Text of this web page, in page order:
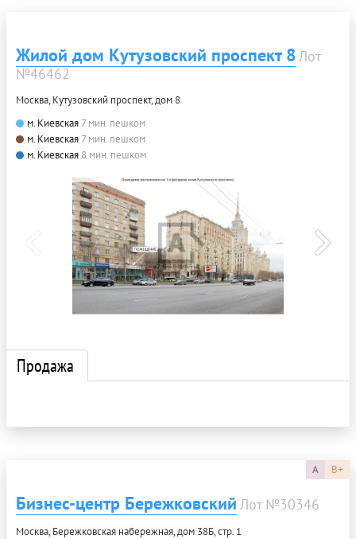
Жилой дом Кутузовский проспект 8Лот
№46462
Москва, Кутузовский проспект, дом 8
м. Киевская 7 мин. пешком
м. Киевская 7 мин. пешком
м. Киевская 8 мин. пешком
Продажа
A B+
Бизнес-центр Бережковский Лот №30346
Москва, Бережковская набережная, дом 38Б, стр. 1